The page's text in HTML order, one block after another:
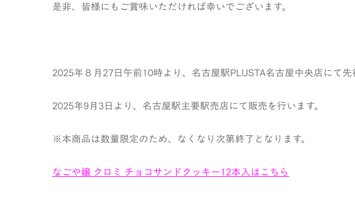
是非、皆様にもご賞味いただければ幸いでございます。
2025年８月27日午前10時より、名古屋駅PLUSTA名古屋中央店にて先
2025年9月3日より、名古屋駅主要駅売店にて販売を行います。
※本商品は数量限定のため、なくなり次第終了となります。
なごや嬢 クロミ チョコサンドクッキー12本入はこちら